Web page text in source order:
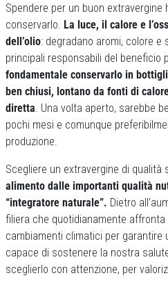
Spendere per un buon
conservarlo. La luce, il calore e
dell’olio: degradano aromi, colore
principali responsabili del beneficio
fondamentale conservarlo in
ben chiusi, lontano da fonti di
diretta . Una volta aperto, sarebbe
pochi mesi e comunque
produzione.
Scegliere un extravergine di qualità
alimento dalle importanti qualità
“integratore naturale”. Dietro
filiera che quotidianamente
cambiamenti climatici per garantire
capace di sostenere la nostra
sceglierlo con attenzione, per